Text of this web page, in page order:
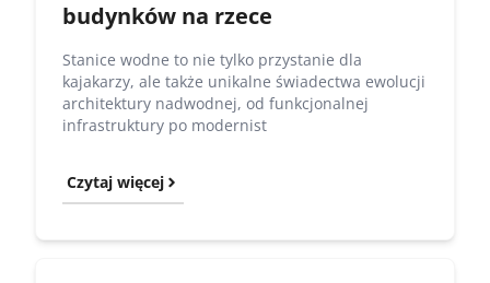
budynków na rzece
Stanice wodne to nie tylko przystanie dla
kajakarzy, ale także unikalne świadectwa ewolucji
architektury nadwodnej, od funkcjonalnej
infrastruktury po modernist
Czytaj więcej